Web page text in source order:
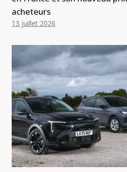
acheteurs
13 juillet 2026